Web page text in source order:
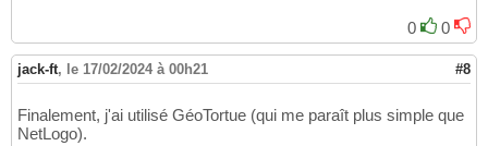
0 0
jack-ft, le 17/02/2024 à 00h21 #8
Finalement, j'ai utilisé GéoTortue (qui me paraît plus simple que
NetLogo).